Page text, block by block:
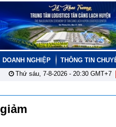
DOANH NGHIỆP THÔNG TIN
Thứ sáu, 7-8-2026 - 20:30GMT+7